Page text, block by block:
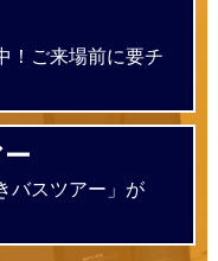
！ご来場前に要チ
バスツアー」が